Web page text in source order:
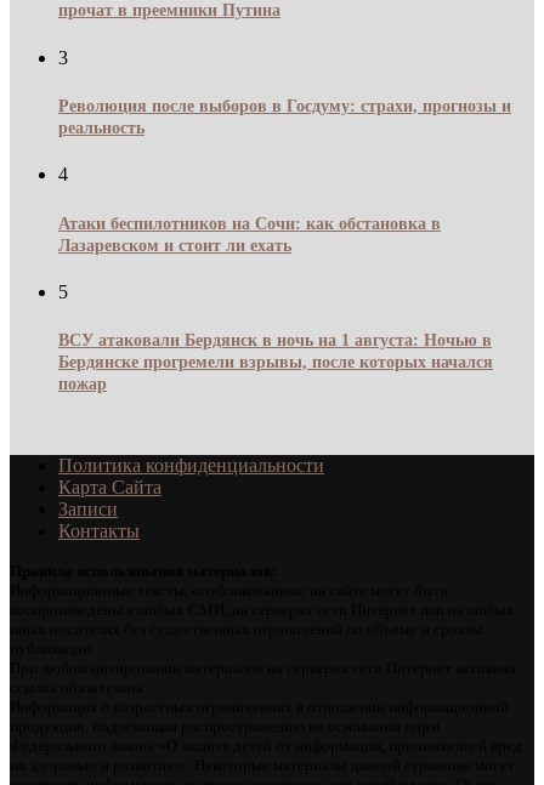
прочат в преемники Путина
3
Революция после выборов в Госдуму: страхи, прогнозы и
реальность
4
Атаки беспилотников на Сочи: как обстановка в
Лазаревском и стоит ли ехать
5
ВСУ атаковали Бердянск в ночь на 1 августа: Ночью в
Бердянске прогремели взрывы, после которых начался
пожар
Политика конфиденциальности
Карта Сайта
Записи
Контакты